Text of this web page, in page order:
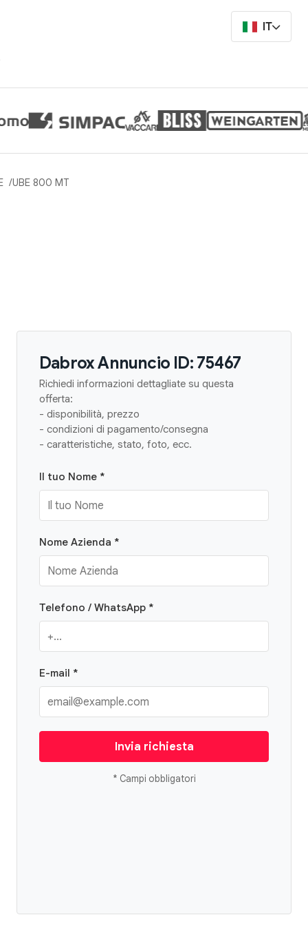
IT
UBE 800 MT
Dabrox Annuncio ID: 75467
Richiedi informazioni dettagliate su questa
offerta:
- disponibilità, prezzo
- condizioni di pagamento/consegna
- caratteristiche, stato, foto, ecc.
Il tuo Nome *
Nome Azienda *
Telefono / WhatsApp *
E-mail *
Invia richiesta
* Campi obbligatori